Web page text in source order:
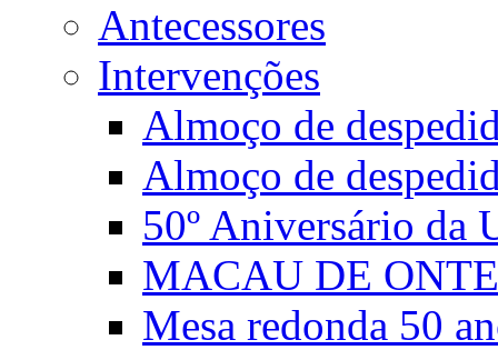
Antecessores
Intervenções
Almoço de
Almoço de
50º Aniversário da
MACAU DE
Mesa redonda 50